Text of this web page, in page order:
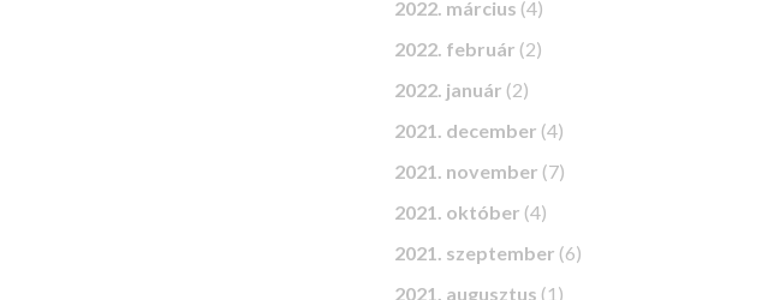
2022. március (4)
2022. február (2)
2022. január (2)
2021. december (4)
2021. november (7)
2021. október (4)
2021. szeptember (6)
2021. augusztus (1)